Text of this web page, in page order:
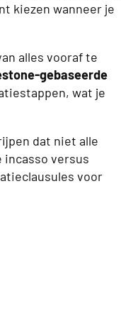
kiezen wanneer je
alles vooraf te
gebaseerde
wat je
dat niet alle
incasso versus
voor